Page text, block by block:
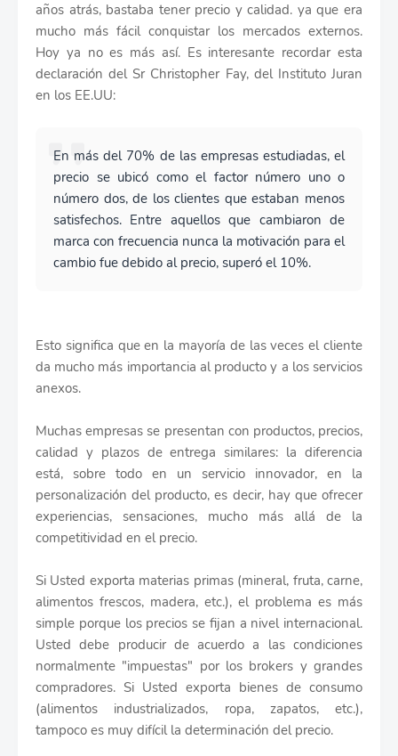
años atrás, bastaba tener precio y calidad. ya que era
mucho más fácil conquistar los mercados externos.
Hoy ya no es más así. Es interesante recordar esta
declaración del Sr Christopher Fay, del Instituto Juran
en los EE.UU:
En más del 70% de las empresas estudiadas, el
precio se ubicó como el factor número uno o
número dos, de los clientes que estaban menos
satisfechos. Entre aquellos que cambiaron de
marca con frecuencia nunca la motivación para el
cambio fue debido al precio, superó el 10%.
Esto significa que en la mayoría de las veces el cliente
da mucho más importancia al producto y a los servicios
anexos.
Muchas empresas se presentan con productos, precios,
calidad y plazos de entrega similares: la diferencia
está, sobre todo en un servicio innovador, en la
personalización del producto, es decir, hay que ofrecer
experiencias, sensaciones, mucho más allá de la
competitividad en el precio.
Si Usted exporta materias primas (mineral, fruta, carne,
alimentos frescos, madera, etc.), el problema es más
simple porque los precios se fijan a nivel internacional.
Usted debe producir de acuerdo a las condiciones
normalmente "impuestas" por los brokers y grandes
compradores. Si Usted exporta bienes de consumo
(alimentos industrializados, ropa, zapatos, etc.),
tampoco es muy difícil la determinación del precio.